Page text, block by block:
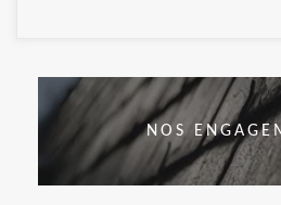
NOS